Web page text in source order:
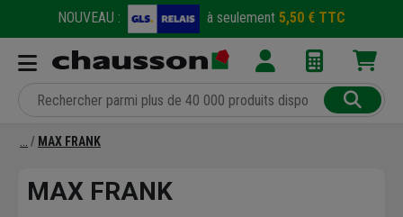
NOUVEAU : à seulement 5,50 € TTC
MAX FRANK
MAX FRANK